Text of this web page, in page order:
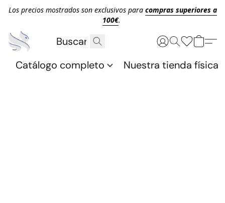
Los precios mostrados son exclusivos para compras superiores a
100€.
Catálogo completo Nuestra tienda física